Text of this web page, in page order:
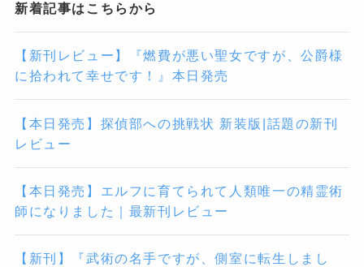
新着記事はこちらから
【新刊レビュー】『燃費が悪い聖女ですが、公爵様
に拾われて幸せです！』本日発売
【本日発売】探偵部への挑戦状 新装版|話題の新刊
レビュー
【本日発売】エルフに育てられて人類唯一の精霊術
師になりました｜最新刊レビュー
【新刊】『武術の名手ですが、側室に転生しまし